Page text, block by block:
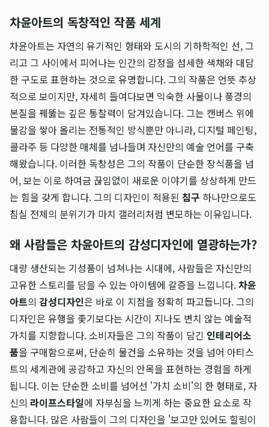
차윤아트의 독창적인 작품 세계
차윤아트는 자연의 유기적인 형태와 도시의 기하학적인 선, 그
리고 그 사이에서 피어나는 인간의 감정을 섬세한 색채와 대담
한 구도로 표현하는 것으로 유명합니다. 그의 작품은 언뜻 추상
적으로 보이지만, 자세히 들여다보면 익숙한 사물이나 풍경의
본질을 꿰뚫는 깊은 통찰력이 담겨있습니다. 그는 캔버스 위에
물감을 쌓아 올리는 전통적인 방식뿐만 아니라, 디지털 페인팅,
콜라주 등 다양한 매체를 넘나들며 자신만의 예술 언어를 구축
해왔습니다. 이러한 독창성은 그의 작품이 단순한 장식품을 넘
어, 보는 이로 하여금 끊임없이 새로운 이야기를 상상하게 만드
는 힘을 갖게 합니다. 그의 디자인이 적용된 침구 하나만으로도
침실 전체의 분위기가 마치 갤러리처럼 변모하는 이유입니다.
왜 사람들은 차윤아트의 감성디자인에 열광하는가?
대량 생산되는 기성품이 넘쳐나는 시대에, 사람들은 자신만의
고유한 스토리를 담을 수 있는 아이템에 갈증을 느낍니다.차윤
아트의 감성디자인은 바로 이 지점을 정확히 파고듭니다. 그의
디자인은 유행을 좇기보다는 시간이 지나도 변치 않는 예술적
가치를 지향합니다. 소비자들은 그의 작품이 담긴 인테리어소
품을 구매함으로써, 단순히 물건을 소유하는 것을 넘어 아티스
트의 세계관에 공감하고 자신의 안목을 표현하는 경험을 하게
됩니다. 이는 단순한 소비를 넘어선 '가치 소비'의 한 형태로, 자
신의 라이프스타일에 자부심을 느끼게 하는 중요한 요소로 작
용합니다. 많은 사람들이 그의 디자인을 '보고만 있어도 힐링이